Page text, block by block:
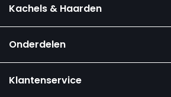
Kachels & Haarden
Onderdelen
Klantenservice